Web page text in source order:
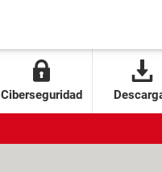
Ciberseguridad